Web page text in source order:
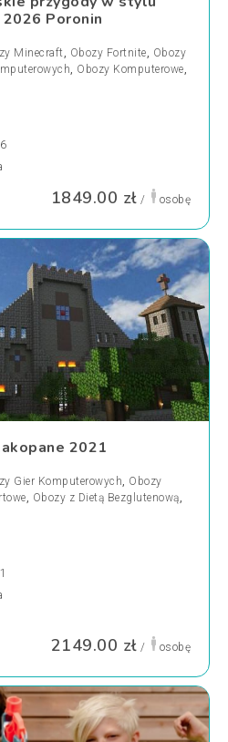
Poronin
Minecraft, Obozy Fortnite, Obozy
, Obozy Komputerowe,
1849.00 zł / osobę
2021
Gier Komputerowych, Obozy
, Obozy z Dietą Bezglutenową,
2149.00 zł / osobę